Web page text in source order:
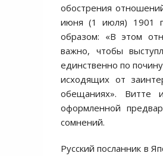
обострения
июня (1 июля) 1901
образом: «В этом
важно, чтобы
единственно по
исходящих от
обещаниях». Витте
оформленной
сомнений.
Русский посланник в